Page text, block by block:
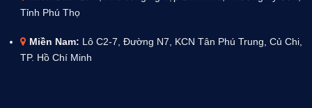
Tỉnh Phú Thọ
Miền Nam: Lô C2-7, Đường N7, KCN Tân Phú Trung, Củ Chi,
TP. Hồ Chí Minh